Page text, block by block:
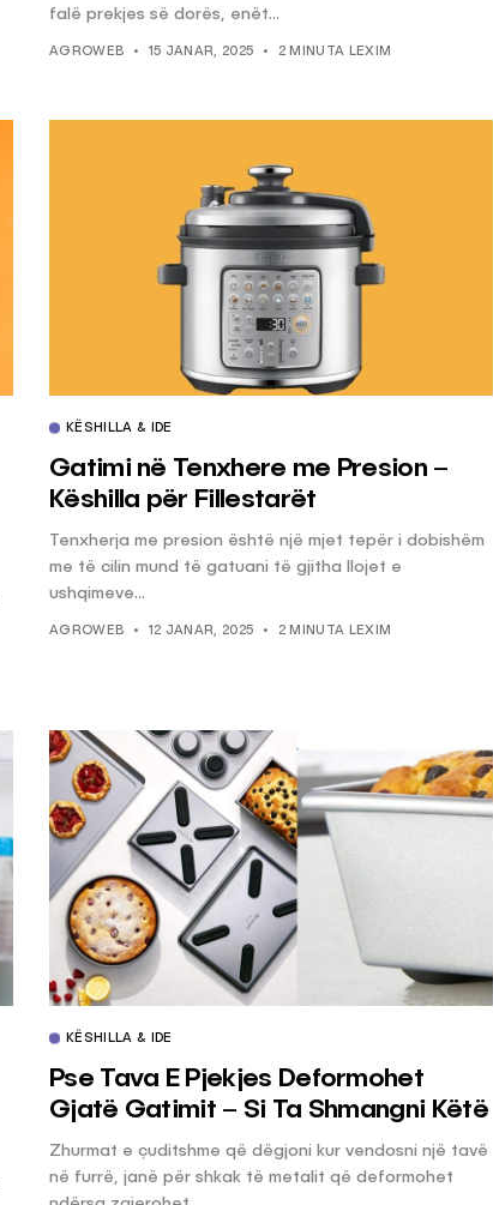
falë prekjes së dorës, enët...
AGROWEB 15 JANAR, 2025 2 MINUTA LEXIM
KËSHILLA & IDE
Gatimi në Tenxhere me Presion –
Këshilla për Fillestarët
Tenxherja me presion është një mjet tepër i dobishëm
me të cilin mund të gatuani të gjitha llojet e
ushqimeve...
AGROWEB 12 JANAR, 2025 2 MINUTA LEXIM
KËSHILLA & IDE
Pse Tava E Pjekjes Deformohet
Gjatë Gatimit – Si Ta Shmangni Këtë
Zhurmat e çuditshme që dëgjoni kur vendosni një tavë
në furrë, janë për shkak të metalit që deformohet